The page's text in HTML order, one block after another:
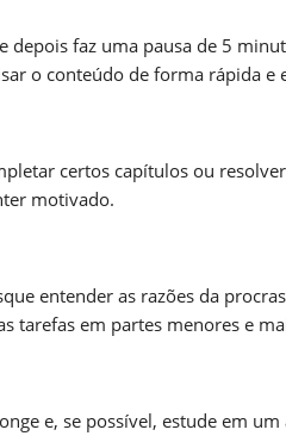
faz uma pausa de 5
o conteúdo de forma rápida e
certos capítulos ou
motivado.
entender as razões da
tarefas em partes menores e
e, se possível, estude em